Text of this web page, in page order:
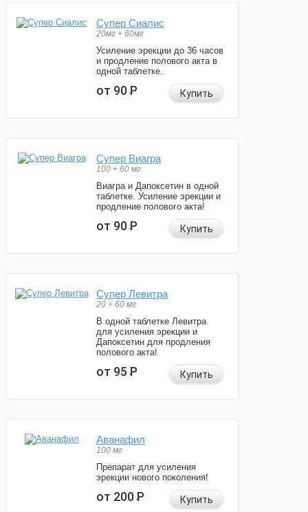
Супер Сиалис
20мг + 60мг
Усиление эрекции до 36 часов
и продление полового акта в
одной таблетке.
от 90Р Купить
Супер Виагра
100 + 60 мг
Виагра и Дапоксетин в одной
таблетке. Усиление эрекции и
продление полового акта!
от 90Р Купить
Супер Левитра
20 + 60 мг
В одной таблетке Левитра
для усиления эрекции и
Дапоксетин для продления
полового акта!
от 95Р Купить
Аванафил
100 мг
Препарат для усиления
эрекции нового поколения!
от 200Р Купить